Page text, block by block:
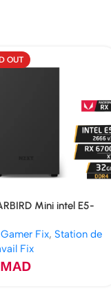
OUT
Mini intel E5-
6700xt 12G
Fix, Station de
Fix
MAD